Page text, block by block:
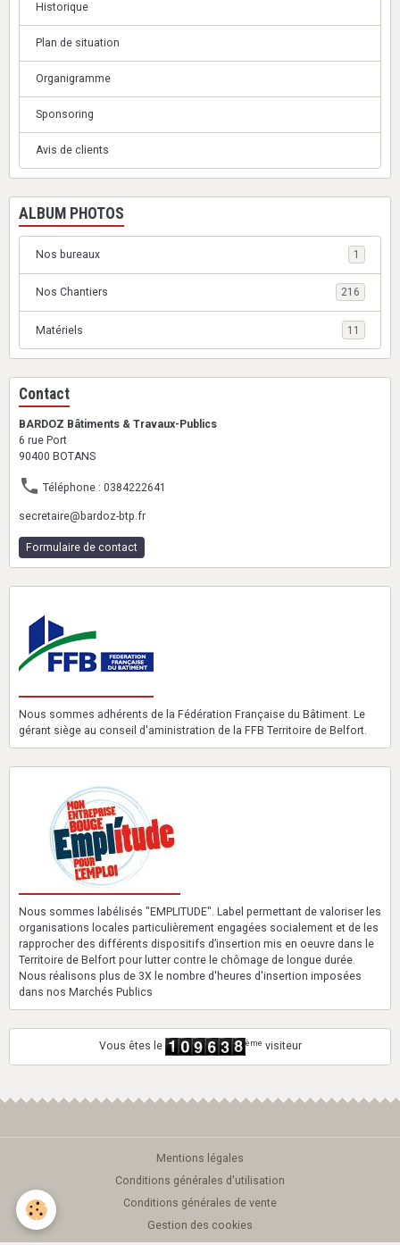
Historique
Plan de situation
Organigramme
Sponsoring
Avis de clients
ALBUM PHOTOS
Nos bureaux 1
Nos Chantiers 216
Matériels 11
Contact
BARDOZ Bâtiments & Travaux-Publics
6 rue Port
90400 BOTANS
Téléphone : 0384222641
secretaire@bardoz-btp.fr
Formulaire de contact
Nous sommes adhérents de la Fédération Française du Bâtiment. Le
gérant siège au conseil d'aministration de la FFB Territoire de Belfort.
Nous sommes labélisés "EMPLITUDE". Label permettant de valoriser les
organisations locales particulièrement engagées socialement et de les
rapprocher des différents dispositifs d’insertion mis en oeuvre dans le
Territoire de Belfort pour lutter contre le chômage de longue durée.
Nous réalisons plus de 3X le nombre d'heures d'insertion imposées
dans nos Marchés Publics
Vous êtes le ème visiteur
Mentions légales
Conditions générales d'utilisation
Conditions générales de vente
Gestion des cookies